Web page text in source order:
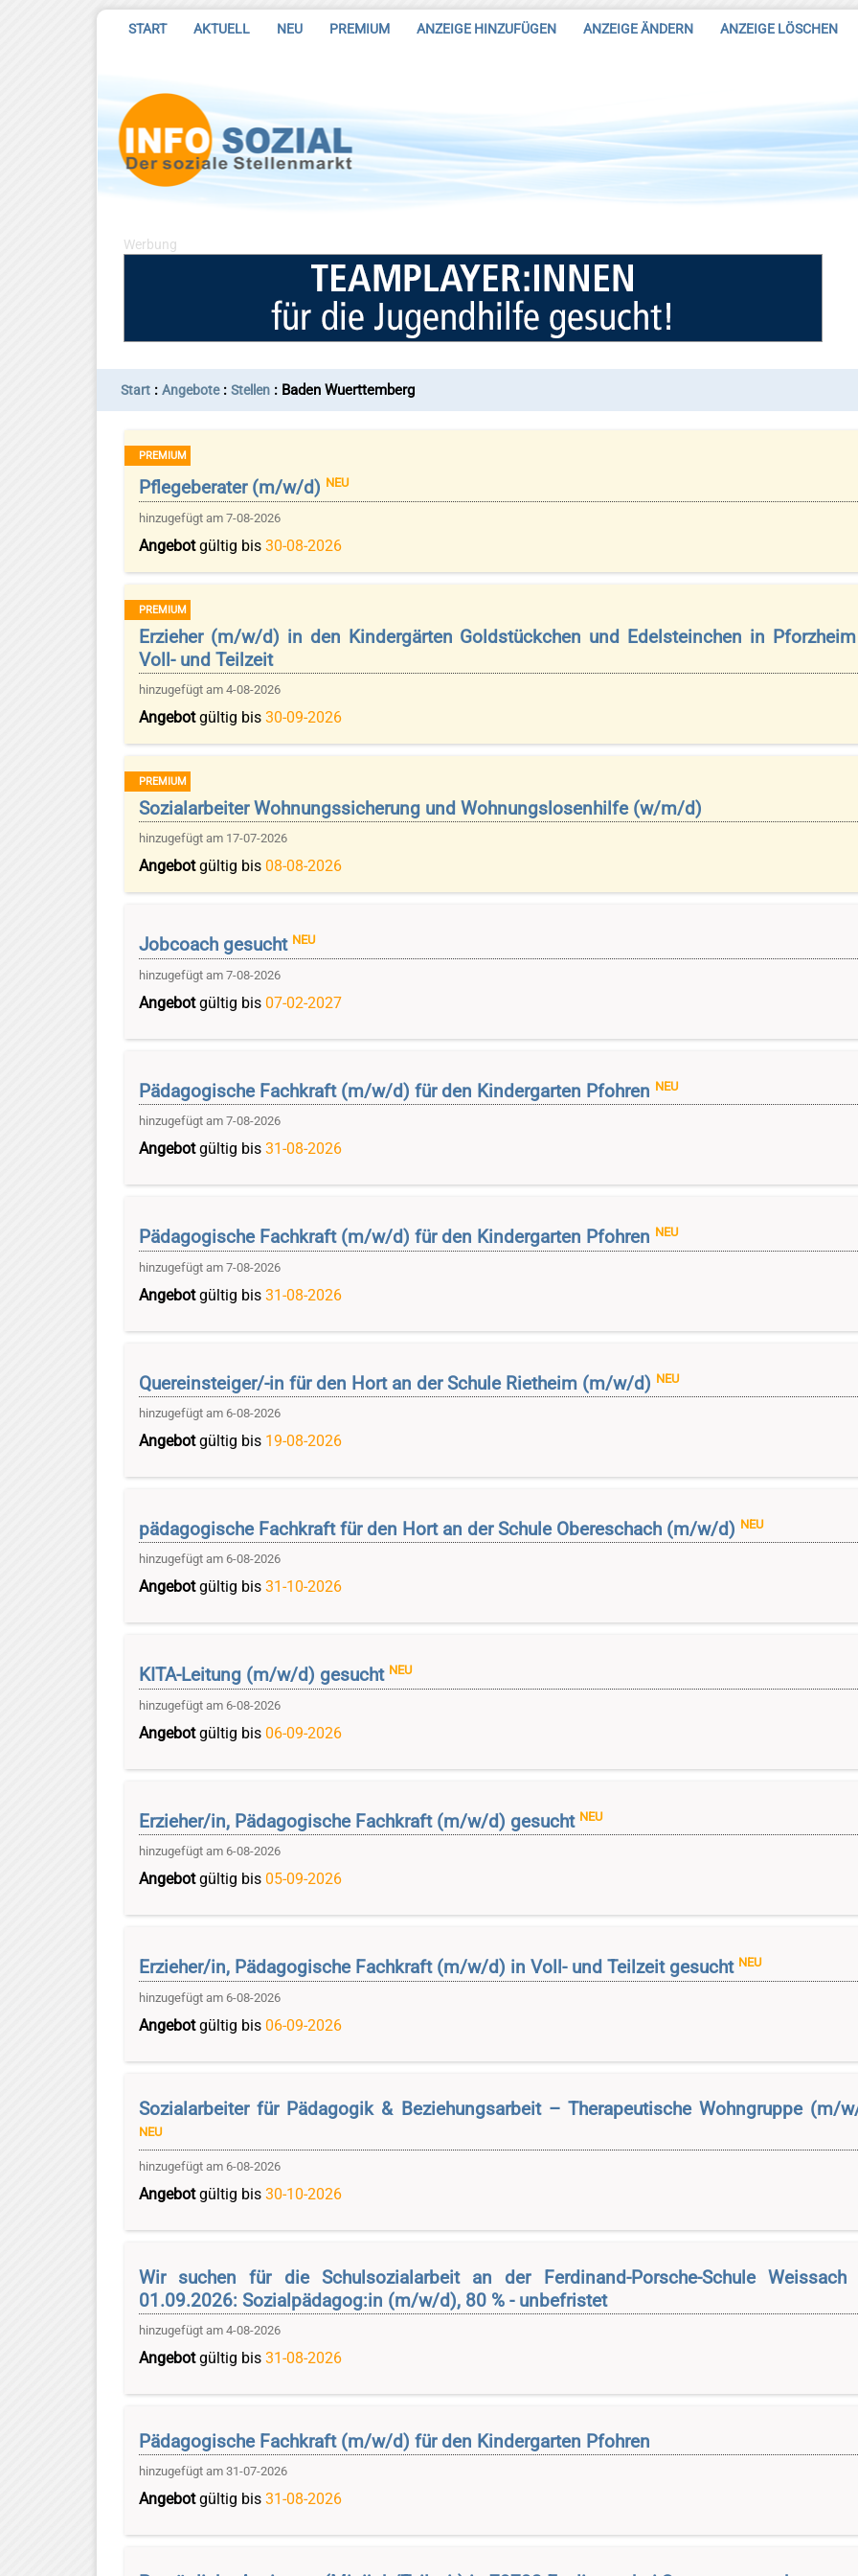
START AKTUELL NEU PREMIUM ANZEIGE HINZUFÜGEN ANZEIGE ÄNDERN ANZEIGE LÖSCHEN
Werbung
Start : Angebote: Stellen : Baden Wuerttemberg
PREMIUM
Pflegeberater (m/w/d) NEU
hinzugefügt am 7-08-2026
Angebotgültig bis 30-08-2026
PREMIUM
Erzieher (m/w/d) in den Kindergärten Goldstückchen und Edelsteinchen in
Voll- und Teilzeit
hinzugefügt am 4-08-2026
Angebotgültig bis 30-09-2026
PREMIUM
Sozialarbeiter Wohnungssicherung und Wohnungslosenhilfe (w/m/d)
hinzugefügt am 17-07-2026
Angebotgültig bis 08-08-2026
Jobcoach gesucht NEU
hinzugefügt am 7-08-2026
Angebotgültig bis 07-02-2027
Pädagogische Fachkraft (m/w/d) für den Kindergarten Pfohren NEU
hinzugefügt am 7-08-2026
Angebotgültig bis 31-08-2026
Pädagogische Fachkraft (m/w/d) für den Kindergarten Pfohren NEU
hinzugefügt am 7-08-2026
Angebotgültig bis 31-08-2026
Quereinsteiger/-in für den Hort an der Schule Rietheim (m/w/d) NEU
hinzugefügt am 6-08-2026
Angebotgültig bis 19-08-2026
pädagogische Fachkraft für den Hort an der Schule Obereschach (m/w/d) NEU
hinzugefügt am 6-08-2026
Angebotgültig bis 31-10-2026
KITA-Leitung (m/w/d) gesucht NEU
hinzugefügt am 6-08-2026
Angebotgültig bis 06-09-2026
Erzieher/in, Pädagogische Fachkraft (m/w/d) gesucht NEU
hinzugefügt am 6-08-2026
Angebotgültig bis 05-09-2026
Erzieher/in, Pädagogische Fachkraft (m/w/d) in Voll- und Teilzeit gesucht NEU
hinzugefügt am 6-08-2026
Angebotgültig bis 06-09-2026
Sozialarbeiter für Pädagogik & Beziehungsarbeit – Therapeutische Wohngruppe (m/
NEU
hinzugefügt am 6-08-2026
Angebotgültig bis 30-10-2026
Wir suchen für die Schulsozialarbeit an der Ferdinand-Porsche-Schule Weissach
01.09.2026: Sozialpädagog:in (m/w/d), 80 % - unbefristet
hinzugefügt am 4-08-2026
Angebotgültig bis 31-08-2026
Pädagogische Fachkraft (m/w/d) für den Kindergarten Pfohren
hinzugefügt am 31-07-2026
Angebotgültig bis 31-08-2026